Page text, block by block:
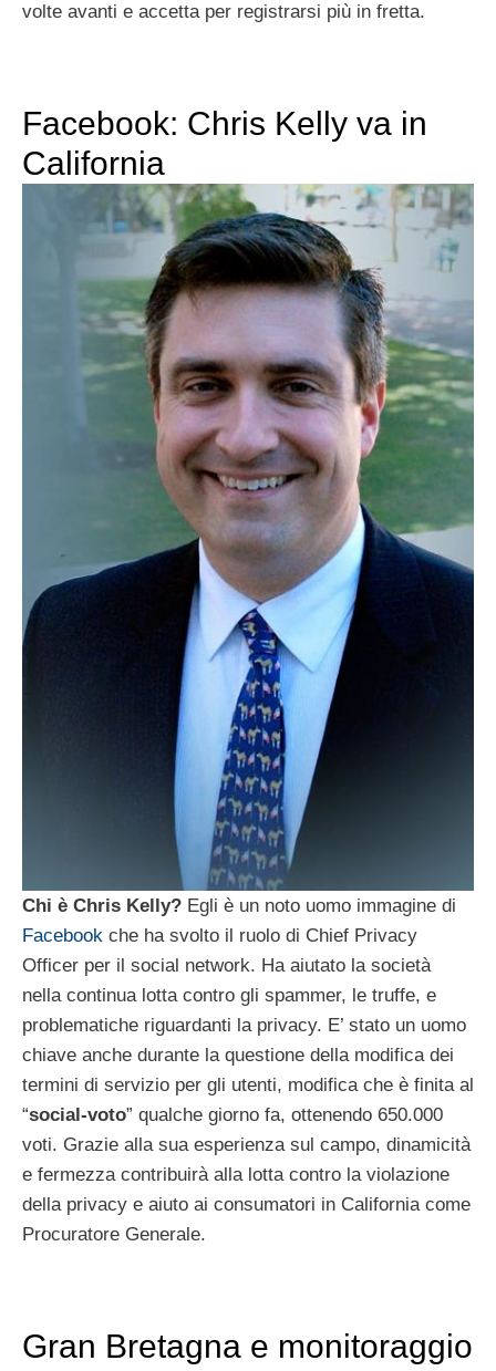
volte avanti e accetta per registrarsi più in fretta.
Facebook: Chris Kelly va in
California
Chi è Chris Kelly? Egli è un noto uomo immagine di
Facebook che ha svolto il ruolo di Chief Privacy
Officer per il social network. Ha aiutato la società
nella continua lotta contro gli spammer, le truffe, e
problematiche riguardanti la privacy. E’ stato un uomo
chiave anche durante la questione della modifica dei
termini di servizio per gli utenti, modifica che è finita al
“social-voto” qualche giorno fa, ottenendo 650.000
voti. Grazie alla sua esperienza sul campo, dinamicità
e fermezza contribuirà alla lotta contro la violazione
della privacy e aiuto ai consumatori in California come
Procuratore Generale.
Gran Bretagna e monitoraggio